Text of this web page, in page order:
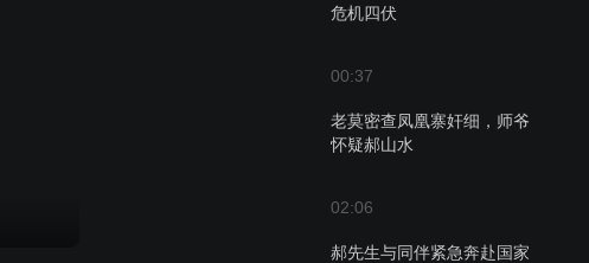
危机四伏
00:37
老莫密查凤凰寨奸细，师爷
怀疑郝山水
02:06
郝先生与同伴紧急奔赴国家